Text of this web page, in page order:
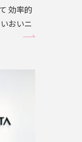
効率的
おいニ